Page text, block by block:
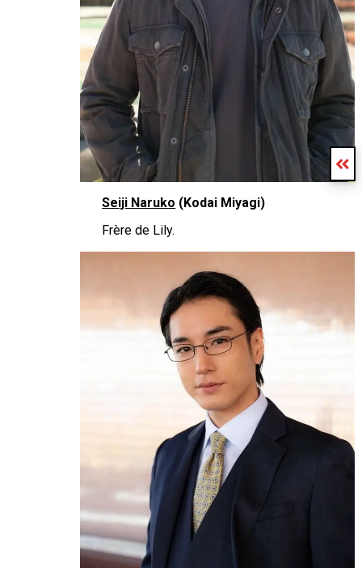
Seiji Naruko (Kodai Miyagi)
Frère de Lily.